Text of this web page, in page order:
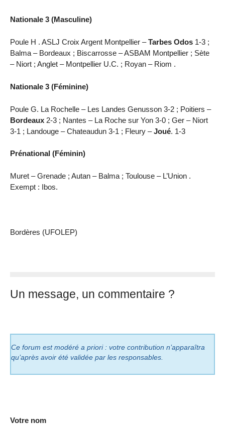
Nationale 3 (Masculine)
Poule H . ASLJ Croix Argent Montpellier –Tarbes Odos 1-3 ;
Balma – Bordeaux ; Biscarrosse – ASBAM Montpellier ; Sète
– Niort ; Anglet – Montpellier U.C. ; Royan – Riom .
Nationale 3 (Féminine)
Poule G. La Rochelle – Les Landes Genusson 3-2 ; Poitiers –
Bordeaux 2-3 ; Nantes – La Roche sur Yon 3-0 ; Ger – Niort
3-1 ; Landouge – Chateaudun 3-1 ; Fleury –Joué. 1-3
Prénational (Féminin)
Muret – Grenade ; Autan – Balma ; Toulouse – L’Union .
Exempt : Ibos.
Bordères (UFOLEP)
Un message, un commentaire ?
Ce forum est modéré a priori : votre contribution n’apparaîtra
qu’après avoir été validée par les responsables.
Votre nom